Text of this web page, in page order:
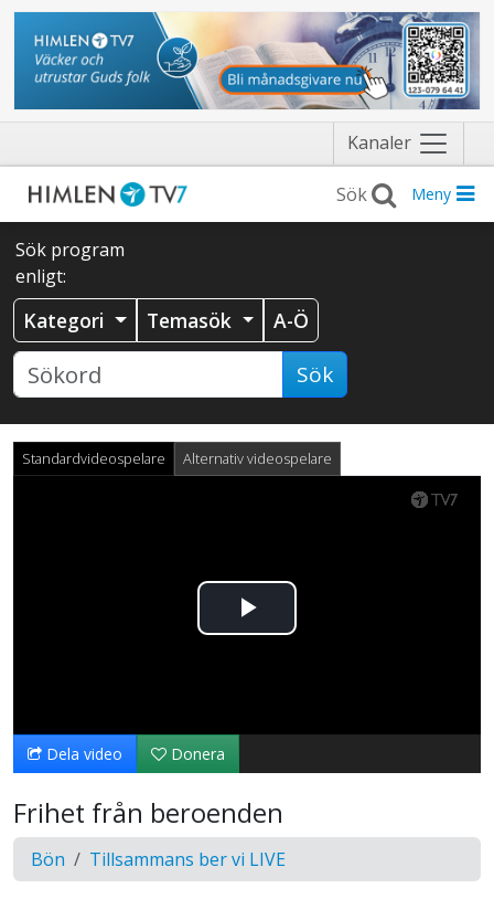
Kanaler Näytä
valikko
Meny
Sök program
enligt:
Kategori Temasök A-Ö
Sök
Standardvideospelare Alternativ videospelare
Spela
video
Dela video Donera
Frihet från beroenden
Bön Tillsammans ber vi LIVE